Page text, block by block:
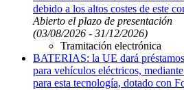
debido a los altos costes de este
Abierto el plazo de presentación
(03/08/2026 - 31/12/2026)
Tramitación electrónica
BATERIAS: la UE dará
para vehículos eléctricos,
para esta tecnología, dotado con